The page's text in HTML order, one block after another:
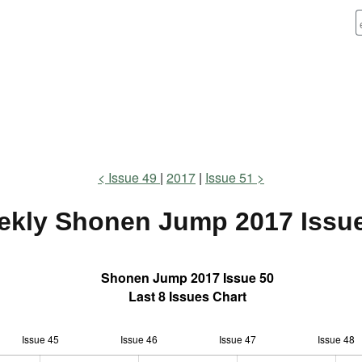
Issue 49 2017 Issue 51
Shonen Jump 2017
Shonen Jump 2017 Issue 50
Last 8 Issues Chart
Issue 45 Issue 46 Issue 47 Issue 48